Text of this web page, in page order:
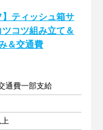
】ティッシュ箱サ
コツ組み立て＆
＆交通費
通費一部支給